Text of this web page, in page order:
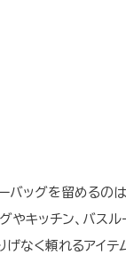
バッグを留めるの
やキッチン、バス
げなく頼れるアイテ